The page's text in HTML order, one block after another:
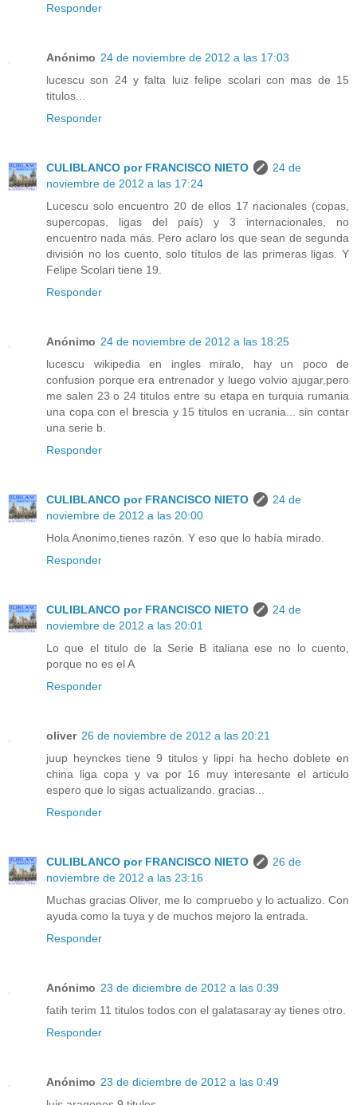
Responder
Anónimo 24 de noviembre de 2012 a las 17:03
lucescu son 24 y falta luiz felipe scolari con mas de 15
titulos...
Responder
CULIBLANCO por FRANCISCO NIETO
24 de
noviembre de 2012 a las 17:24
Lucescu solo encuentro 20 de ellos 17 nacionales (copas,
supercopas, ligas del país) y 3 internacionales, no
encuentro nada más. Pero aclaro los que sean de segunda
división no los cuento, solo títulos de las primeras ligas. Y
Felipe Scolari tiene 19.
Responder
Anónimo 24 de noviembre de 2012 a las 18:25
lucescu wikipedia en ingles miralo, hay un poco de
confusion porque era entrenador y luego volvio ajugar,pero
me salen 23 o 24 titulos entre su etapa en turquia rumania
una copa con el brescia y 15 titulos en ucrania... sin contar
una serie b.
Responder
CULIBLANCO por FRANCISCO NIETO
24 de
noviembre de 2012 a las 20:00
Hola Anonimo,tienes razón. Y eso que lo había mirado.
Responder
CULIBLANCO por FRANCISCO NIETO
24 de
noviembre de 2012 a las 20:01
Lo que el titulo de la Serie B italiana ese no lo cuento,
porque no es el A
Responder
oliver 26 de noviembre de 2012 a las 20:21
juup heynckes tiene 9 titulos y lippi ha hecho doblete en
china liga copa y va por 16 muy interesante el articulo
espero que lo sigas actualizando. gracias...
Responder
CULIBLANCO por FRANCISCO NIETO
26 de
noviembre de 2012 a las 23:16
Muchas gracias Oliver, me lo compruebo y lo actualizo. Con
ayuda como la tuya y de muchos mejoro la entrada.
Responder
Anónimo 23 de diciembre de 2012 a las 0:39
fatih terim 11 titulos todos con el galatasaray ay tienes otro.
Responder
Anónimo 23 de diciembre de 2012 a las 0:49